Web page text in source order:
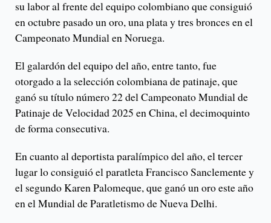
su labor al frente del equipo colombiano que consiguió
en octubre pasado un oro, una plata y tres bronces en el
Campeonato Mundial en Noruega.
El galardón del equipo del año, entre tanto, fue
otorgado a la selección colombiana de patinaje, que
ganó su título número 22 del Campeonato Mundial de
Patinaje de Velocidad 2025 en China, el decimoquinto
de forma consecutiva.
En cuanto al deportista paralímpico del año, el tercer
lugar lo consiguió el paratleta Francisco Sanclemente y
el segundo Karen Palomeque, que ganó un oro este año
en el Mundial de Paratletismo de Nueva Delhi.